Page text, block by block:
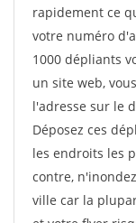
rapidement ce
votre numéro
1000 dépliants
un site web,
l'adresse sur le
Déposez ces
les endroits les
contre,
ville car la